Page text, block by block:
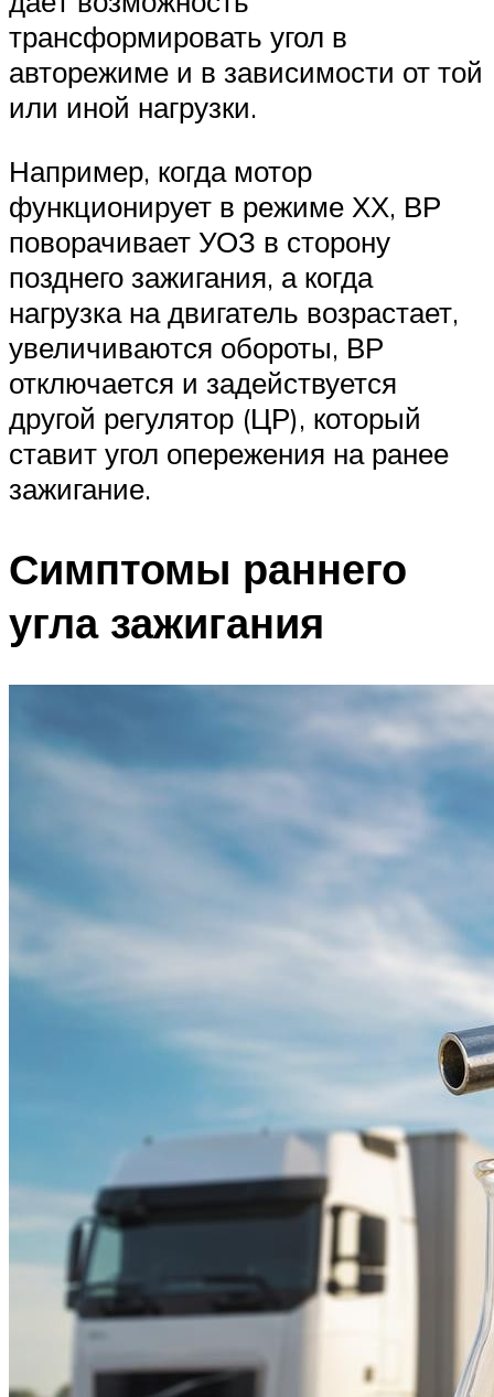
трансформировать угол в
авторежиме и в зависимости от той
или иной нагрузки.
Например, когда мотор
функционирует в режиме ХХ, ВР
поворачивает УОЗ в сторону
позднего зажигания, а когда
нагрузка на двигатель возрастает,
увеличиваются обороты, ВР
отключается и задействуется
другой регулятор (ЦР), который
ставит угол опережения на ранее
зажигание.
Симптомы раннего
угла зажигания